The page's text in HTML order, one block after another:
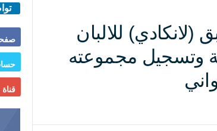
للالبان
وتسجيل مجموعته